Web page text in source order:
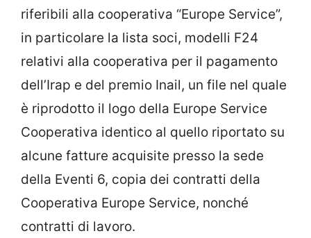
riferibili alla cooperativa “Europe Service”,
in particolare la lista soci, modelli F24
relativi alla cooperativa per il pagamento
dell’Irap e del premio Inail, un file nel quale
è riprodotto il logo della Europe Service
Cooperativa identico al quello riportato su
alcune fatture acquisite presso la sede
della Eventi 6, copia dei contratti della
Cooperativa Europe Service, nonché
contratti di lavoro.